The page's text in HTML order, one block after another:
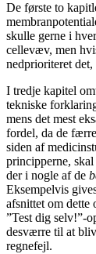
De første to
skulle gerne i
cellevæv, men
nedprioriteret
I tredje kapitel
tekniske
mens det mest
fordel, da de
siden af
principperne,
der i nogle af de
Eksempelvis
afsnittet om dette
”Test dig selv!”-
desværre til at
regnefejl.